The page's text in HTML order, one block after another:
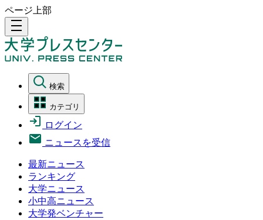
ページ上部
density_medium
検索
カテゴリ
ログイン
ニュースを受信
最新ニュース
ランキング
大学ニュース
小中高ニュース
大学発ベンチャー